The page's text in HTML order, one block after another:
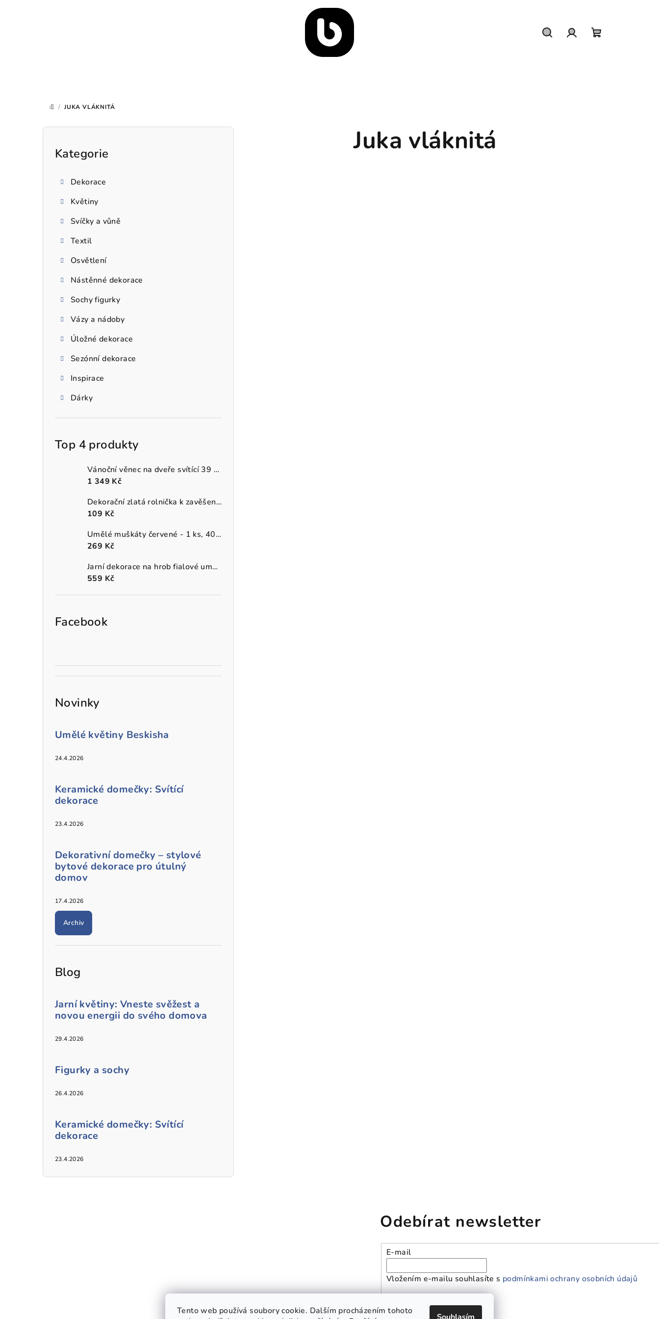
Tento web používá soubory cookie. Dalším procházením tohoto
DOMŮ
/ JUKA VLÁKNITÁ
P
Přeskočit
Kategorie
Dekorace
Květiny
Svíčky a vůně
Textil
Osvětlení
Nástěnné dekorace
Sochy figurky
Vázy a nádoby
Úložné dekorace
Sezónní dekorace
Inspirace
Dárky
Top 4 produkty
Vánoční věnec na dveře svítící 39 cm
1 349 Kč
Dekorační zlatá rolnička k zavěšení 10 cm
109 Kč
Umělé muškáty červené - 1 ks, 40 cm
269 Kč
Jarní dekorace na hrob fialové umělé macešky v šedém truhlíku
559 Kč
Facebook
Novinky
Umělé květiny Beskisha
24.4.2026
Keramické domečky: Svítící
dekorace
23.4.2026
Dekorativní domečky – stylové
bytové dekorace pro útulný
domov
17.4.2026
Archiv
Blog
Jarní květiny: Vneste svěžest a
novou energii do svého domova
29.4.2026
Figurky a sochy
26.4.2026
Keramické domečky: Svítící
dekorace
23.4.2026
Juka vláknitá
Odebírat newsletter
E-mail
Vložením e-mailu souhlasíte s podmínkami ochrany osobních údajů
Přihlásit se